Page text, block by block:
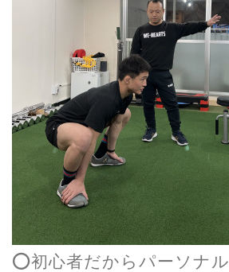
⭕️初心者だからパーソナル